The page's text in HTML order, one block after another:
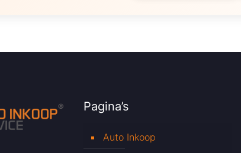
Pagina’s
Auto Inkoop